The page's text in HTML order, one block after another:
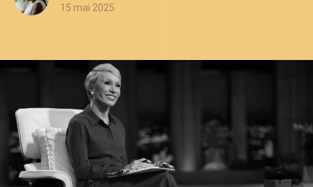
15 mai 2025